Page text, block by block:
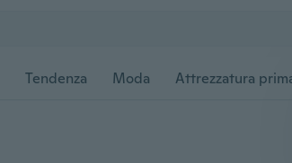
Tendenza Moda Attrezzatura